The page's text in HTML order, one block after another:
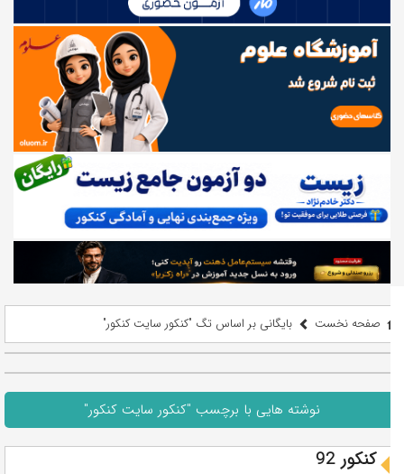
صفحه نخست بایگانی بر اساس تگ "کنکور سایت کنکور"
نوشته هایی با برچسب "کنکور سایت کنکور"
کنکور 92